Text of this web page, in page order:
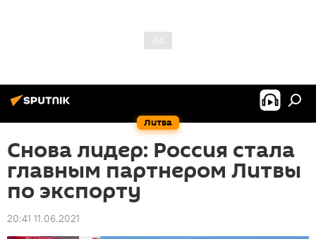
Литва
Снова лидер: Россия стала
главным партнером Литвы
по экспорту
20:41 11.06.2021